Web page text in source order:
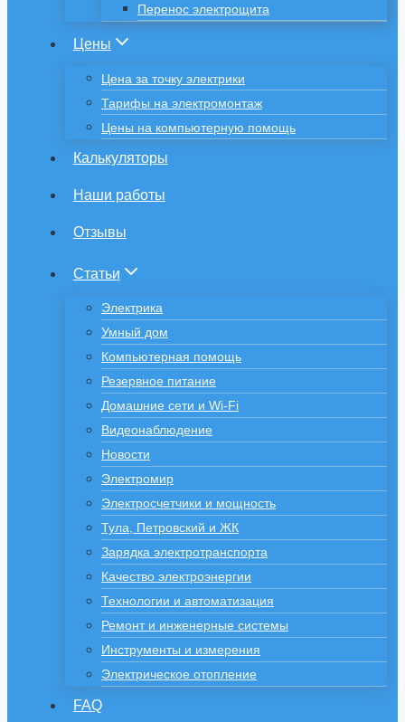
Перенос электрощита
Цены
Цена за точку электрики
Тарифы на электромонтаж
Цены на компьютерную помощь
Калькуляторы
Наши работы
Отзывы
Статьи
Электрика
Умный дом
Компьютерная помощь
Резервное питание
Домашние сети и Wi-Fi
Видеонаблюдение
Новости
Электромир
Электросчетчики и мощность
Тула, Петровский и ЖК
Зарядка электротранспорта
Качество электроэнергии
Технологии и автоматизация
Ремонт и инженерные системы
Инструменты и измерения
Электрическое отопление
FAQ